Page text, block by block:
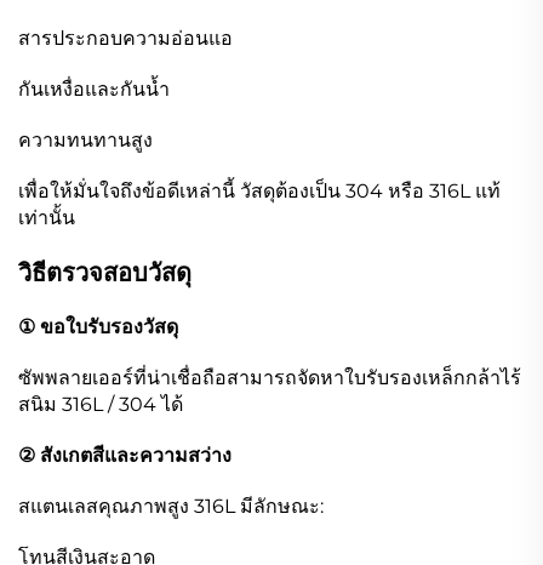
สารประกอบความอ่อนแอ
กันเหงื่อและกันน้ำ
ความทนทานสูง
เพื่อให้มั่นใจถึงข้อดีเหล่านี้ วัสดุต้องเป็น 304 หรือ 316L แท้
เท่านั้น
วิธีตรวจสอบวัสดุ
① ขอใบรับรองวัสดุ
ซัพพลายเออร์ที่น่าเชื่อถือสามารถจัดหาใบรับรองเหล็กกล้าไร้
สนิม 316L / 304 ได้
② สังเกตสีและความสว่าง
สแตนเลสคุณภาพสูง 316L มีลักษณะ:
โทนสีเงินสะอาด